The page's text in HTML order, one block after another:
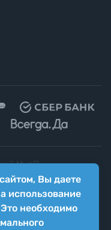
Вы даете
использование
необходимо
Мир")